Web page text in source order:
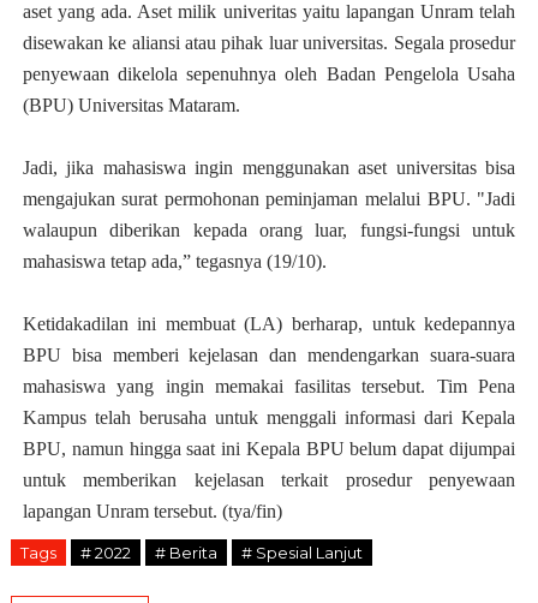
aset yang ada. Aset milik univeritas yaitu lapangan Unram telah
disewakan ke aliansi atau pihak luar universitas. Segala prosedur
penyewaan dikelola sepenuhnya oleh Badan Pengelola Usaha
(BPU) Universitas Mataram.
Jadi, jika mahasiswa ingin menggunakan aset universitas bisa
mengajukan surat permohonan peminjaman melalui BPU. "Jadi
walaupun diberikan kepada orang luar, fungsi-fungsi untuk
mahasiswa tetap ada,” tegasnya (19/10).
Ketidakadilan ini membuat (LA) berharap, untuk kedepannya
BPU bisa memberi kejelasan dan mendengarkan suara-suara
mahasiswa yang ingin memakai fasilitas tersebut. Tim Pena
Kampus telah berusaha untuk menggali informasi dari Kepala
BPU, namun hingga saat ini Kepala BPU belum dapat dijumpai
untuk memberikan kejelasan terkait prosedur penyewaan
lapangan Unram tersebut. (tya/fin)
Tags # 2022 # Berita # Spesial Lanjut